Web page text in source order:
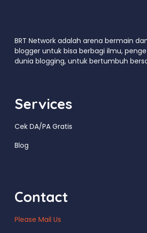
BRT Network adalah arena bermain
blogger untuk bisa berbagi ilmu,
dunia blogging, untuk bertumbuh
Services
Cek DA/PA Gratis
Blog
Contact
Please Mail Us